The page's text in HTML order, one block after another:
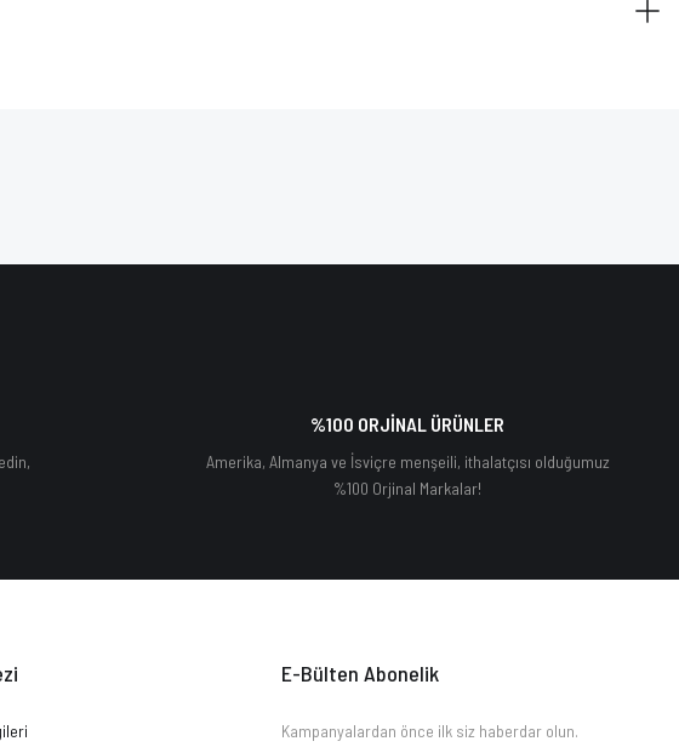
%100 ORJİNAL ÜRÜNLER
Amerika, Almanya ve İsviçre menşeili, ithalatçısı olduğumuz
%100 Orjinal Markalar!
E-Bülten Abonelik
Kampanyalardan önce ilk siz haberdar olun.